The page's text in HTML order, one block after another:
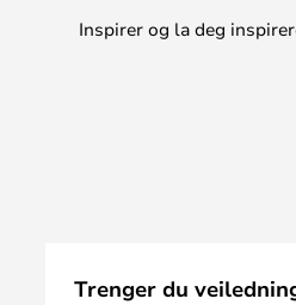
Inspirer og la deg
Trenger du